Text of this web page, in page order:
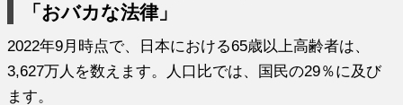
「おバカな法律」
2022年9月時点で、日本における65歳以上高齢者は、
3,627万人を数えます。人口比では、国民の29％に及び
ます。